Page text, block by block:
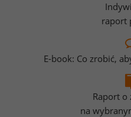
raport
E-book: Co zrobić,
Raport o
na